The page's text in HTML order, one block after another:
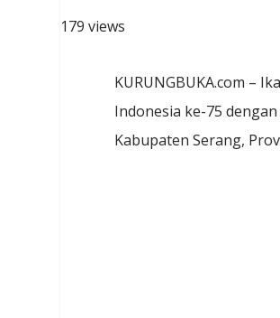
179 views
KURUNGBUKA.com –
Indonesia ke-75
Kabupaten Serang,